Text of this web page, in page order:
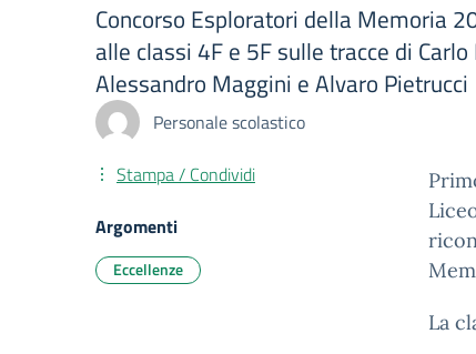
Concorso Esploratori della Memoria
alle classi 4F e 5F sulle tracce di Carlo
Alessandro Maggini e Alvaro Pietrucci
Personale scolastico
La
Stampa / Condividi
Argomenti
Eccellenze